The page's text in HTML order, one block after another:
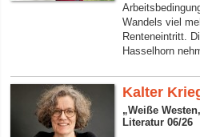
Wandels viel
Renteneintritt.
Hasselhorn
Kalter
„Weiße
Literatur 06/26